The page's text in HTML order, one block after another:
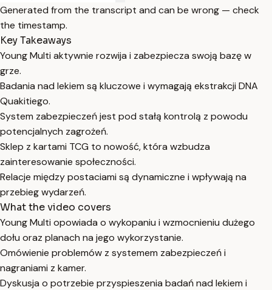
Generated from the transcript and can be wrong — check
the timestamp.
Key Takeaways
Young Multi aktywnie rozwija i zabezpiecza swoją bazę w
grze.
Badania nad lekiem są kluczowe i wymagają ekstrakcji DNA
Quakitiego.
System zabezpieczeń jest pod stałą kontrolą z powodu
potencjalnych zagrożeń.
Sklep z kartami TCG to nowość, która wzbudza
zainteresowanie społeczności.
Relacje między postaciami są dynamiczne i wpływają na
przebieg wydarzeń.
What the video covers
Young Multi opowiada o wykopaniu i wzmocnieniu dużego
dołu oraz planach na jego wykorzystanie.
Omówienie problemów z systemem zabezpieczeń i
nagraniami z kamer.
Dyskusja o potrzebie przyspieszenia badań nad lekiem i